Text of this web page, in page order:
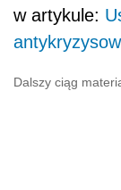
w artykule:
Dalszy ciąg